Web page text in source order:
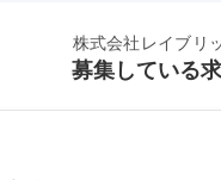
株式会社レイブリ
募集している